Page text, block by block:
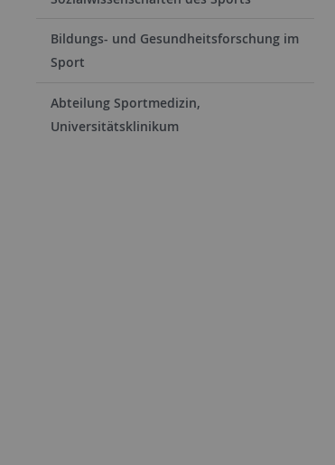
Bildungs- und Gesundheitsforschung im
Sport
Abteilung Sportmedizin,
Universitätsklinikum